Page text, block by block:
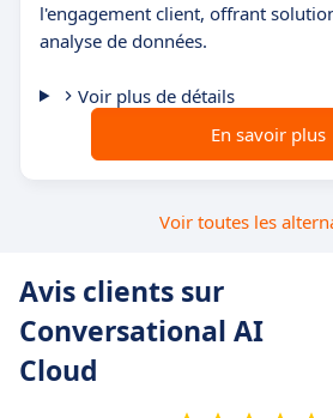
l'engagement client, offrant
analyse de données.
Voir plus de détails
En savoir plus
Voir toutes les
Avis clients sur
Conversational AI
Cloud